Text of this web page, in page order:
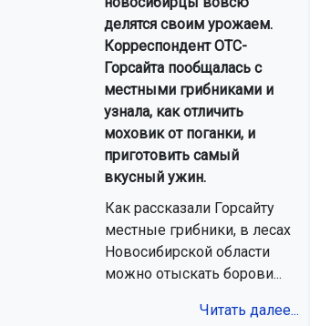
делятся своим урожаем.
Корреспондент ОТС-
Горсайта пообщалась с
местными грибниками и
узнала, как отличить
моховик от поганки, и
приготовить самый
вкусный ужин.
Как рассказали Горсайту
местные грибники, в лесах
Новосибирской области
можно отыскать борови...
Читать далее...